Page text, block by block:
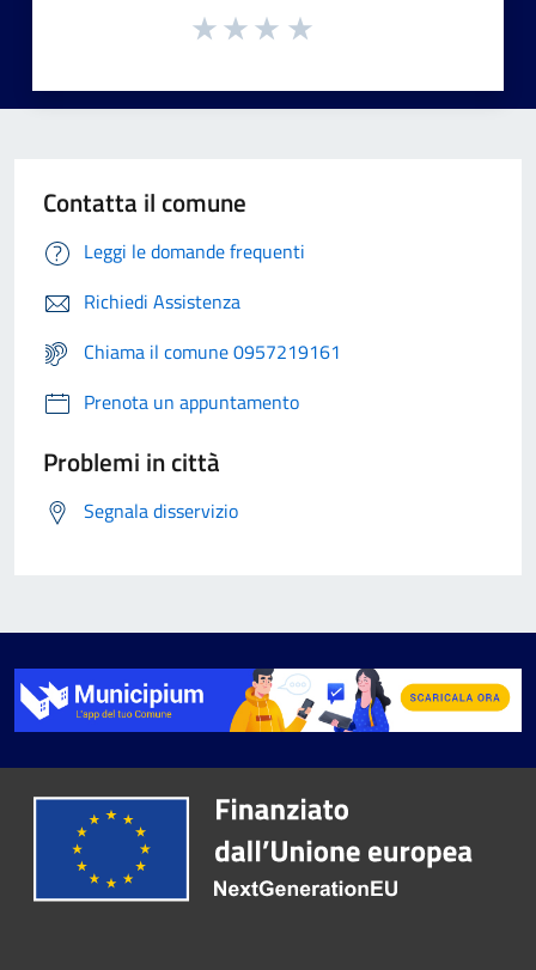
Contatta il comune
Leggi le domande frequenti
Richiedi Assistenza
Chiama il comune 0957219161
Prenota un appuntamento
Problemi in città
Segnala disservizio